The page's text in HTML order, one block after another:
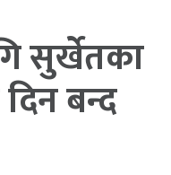
सुर्खेतका
बन्द